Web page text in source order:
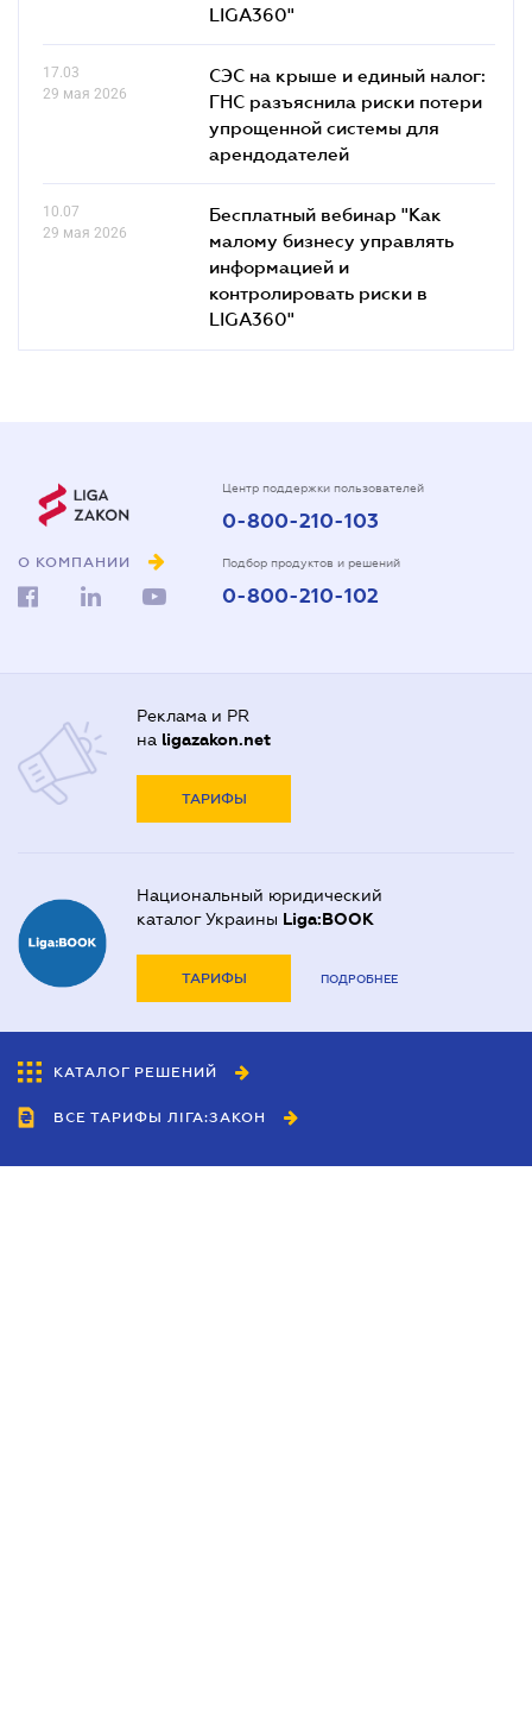
LIGA360"
17.03
29 мая 2026
СЭС на крыше и единый налог:
ГНС разъяснила риски потери
упрощенной системы для
арендодателей
10.07
29 мая 2026
Бесплатный вебинар "Как
малому бизнесу управлять
информацией и
контролировать риски в
LIGA360"
О КОМПАНИИ
Центр поддержки пользователей
0-800-210-103
Подбор продуктов и решений
0-800-210-102
Реклама и PR
на ligazakon.net
ТАРИФЫ
Национальный юридический
каталог Украины Liga:BOOK
ТАРИФЫ ПОДРОБНЕЕ
КАТАЛОГ РЕШЕНИЙ
ВСЕ ТАРИФЫ ЛІГА:ЗАКОН